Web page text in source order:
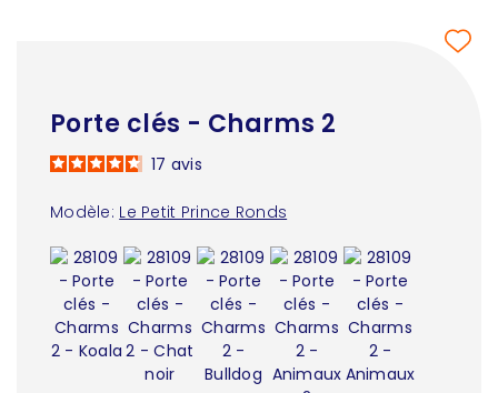
Porte clés - Charms 2
Modèle: Le Petit Prince Ronds
17 avis